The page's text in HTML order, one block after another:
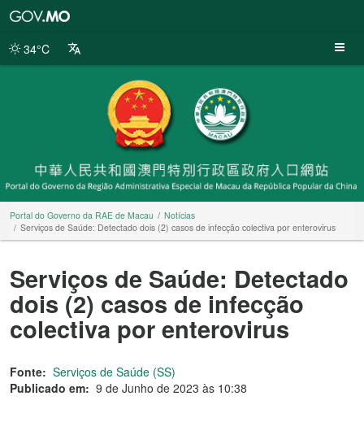
da
34°C
Portal do Governo da RAE de Macau
Notícias
Serviços de Saúde: Detectado dois (2) casos de infecção colectiva por enterovirus
Serviços de Saúde: Detectado
dois (2) casos de infecção
colectiva por enterovirus
Fonte: Serviços de Saúde (SS)
Publicado em: 9 de Junho de 2023 às 10:38